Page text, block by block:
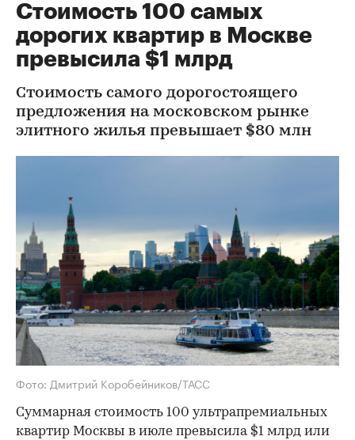
Стоимость 100 самых
дорогих квартир в Москве
превысила $1 млрд
Стоимость самого дорогостоящего
предложения на московском рынке
элитного жилья превышает $80 млн
Фото: Дмитрий Коробейников/ТАСС
Суммарная стоимость 100 ультрапремиальных
квартир Москвы в июле превысила $1 млрд или